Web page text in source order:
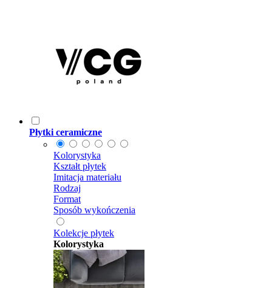
Płytki ceramiczne
Kolorystyka
Kształt płytek
Imitacja materiału
Rodzaj
Format
Sposób wykończenia
Kolekcje płytek
Kolorystyka